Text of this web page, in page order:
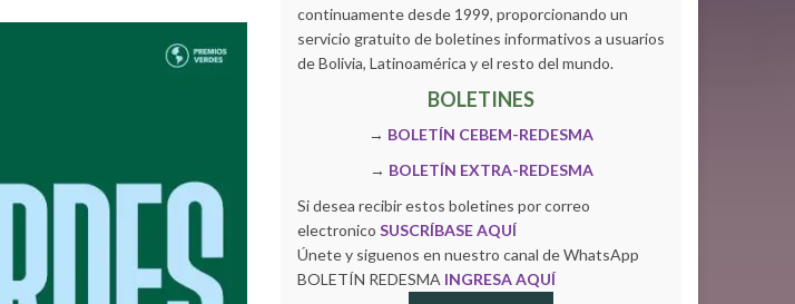
continuamente desde 1999, proporcionando un
servicio gratuito de boletines informativos a usuarios
de Bolivia, Latinoamérica y el resto del mundo.
BOLETINES
→ BOLETÍN CEBEM-REDESMA
→ BOLETÍN EXTRA-REDESMA
Si desea recibir estos boletines por correo
electronico SUSCRÍBASE AQUÍ
Únete y siguenos en nuestro canal de WhatsApp
BOLETÍN REDESMA INGRESA AQUÍ